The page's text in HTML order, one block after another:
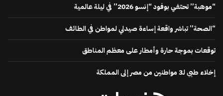
“موهبة” تحتفي بوفود “إنسو 2026” في ليلة عالمية
“الصحة” تباشر واقعة إساءة صيدلي لمواطن في الطائف
توقعات بموجة حارة وأمطار على معظم المناطق
إخلاء طبي لـ3 مواطنين من مصر إلى المملكة